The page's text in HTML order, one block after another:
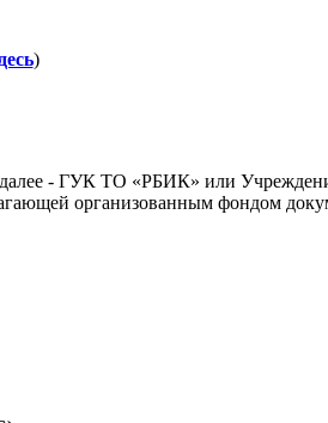
)
- ГУК ТО «РБИК» или
организованным фондом